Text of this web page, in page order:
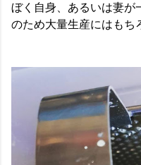
ぼく自身、あるいは妻が
のため大量生産にはもち